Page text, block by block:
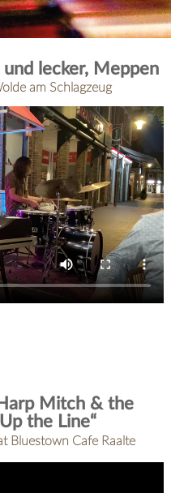
lecker, Meppen
am Schlagzeug
Mitch & the
the Line“
Bluestown Cafe Raalte